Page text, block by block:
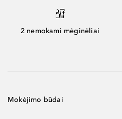
2 nemokami mėginėliai
Mokėjimo būdai